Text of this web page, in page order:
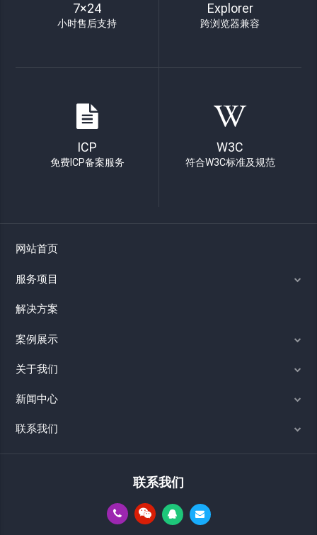
7×24
小时售后支持
Explorer
跨浏览器兼容
ICP
免费ICP备案服务
W3C
符合W3C标准及规范
网站首页
服务项目
解决方案
案例展示
关于我们
新闻中心
联系我们
联系我们